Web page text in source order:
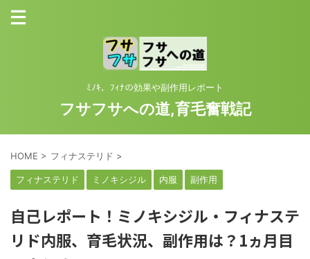
ﾐﾉｷ、ﾌｨﾅの効果や副作用レポート
フサフサへの道,育毛奮戦記
HOME > フィナステリド >
フィナステリド ミノキシジル 内服 副作用
自己レポート！ミノキシジル・フィナステ
リド内服、育毛状況、副作用は？1ヵ月目